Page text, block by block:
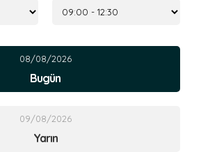
08/08/2026
Bugün
09/08/2026
Yarın